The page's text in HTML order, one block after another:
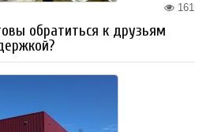
161
обратиться к друзьям